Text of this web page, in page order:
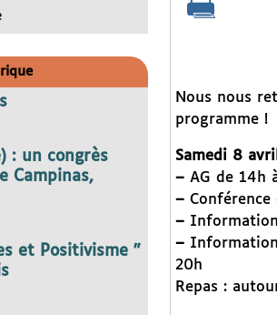
Nous nous
programme !
Samedi 8
–AG de 14h
–Conférence
–Information
–Information
20h
Repas :
: un congrès
Campinas,
et Positivisme "